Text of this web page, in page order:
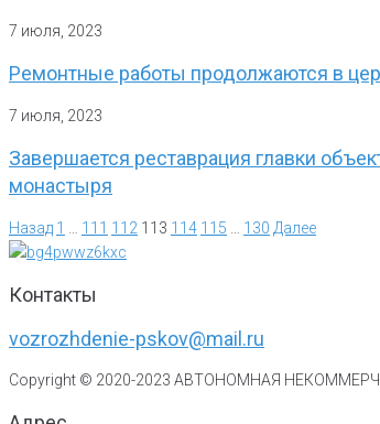
7 июля, 2023
Ремонтные работы продолжаются в
7 июля, 2023
Завершается реставрация главки
монастыря
Назад 1 111 112 113 114 115 130 Далее
Контакты
vozrozhdenie-pskov@mail.ru
Copyright © 2020-2023 АВТОНОМНАЯ